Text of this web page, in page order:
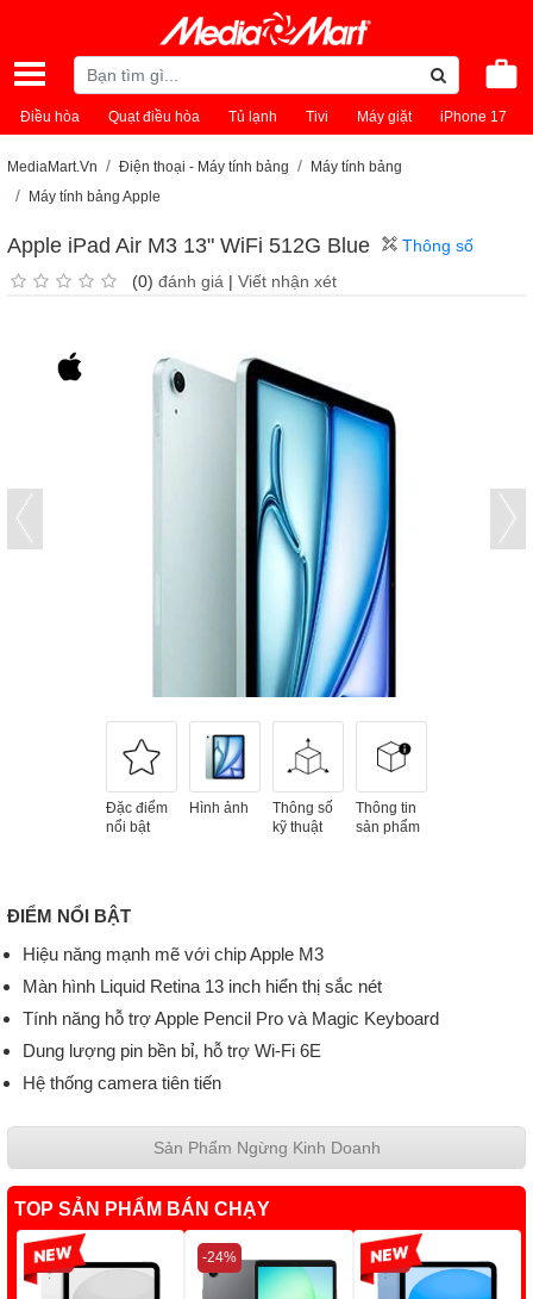
Điều hòa Quạt điều hòa Tủ lạnh Tivi Máy giặt iPhone 17
MediaMart.Vn Điện thoại - Máy tính bảng
Máy tính bảng
Máy tính bảng Apple
Apple iPad Air M3 13" WiFi 512G Blue
(0) đánh giá | Viết nhận xét
Thông số
Đặc điểm
nổi bật
Hình ảnh
Thông số
kỹ thuật
Thông tin
sản phẩm
ĐIỂM NỔI BẬT
Hiệu năng mạnh mẽ với chip Apple M3
Màn hình Liquid Retina 13 inch hiển thị sắc nét
Tính năng hỗ trợ Apple Pencil Pro và Magic Keyboard
Dung lượng pin bền bỉ, hỗ trợ Wi-Fi 6E
Hệ thống camera tiên tiến
Sản Phẩm Ngừng Kinh Doanh
TOP SẢN PHẨM BÁN CHẠY
-13% -24% -13%